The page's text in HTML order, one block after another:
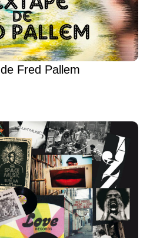
Fred Pallem